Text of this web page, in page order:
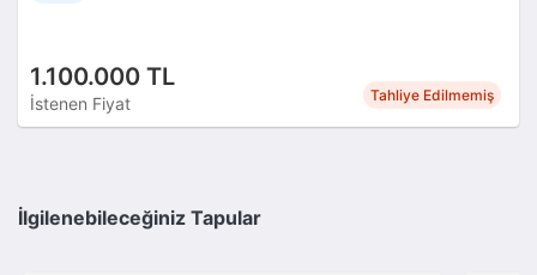
1.100.000 TL
İstenen Fiyat Tahliye Edilmemiş
İlgilenebileceğiniz Tapular